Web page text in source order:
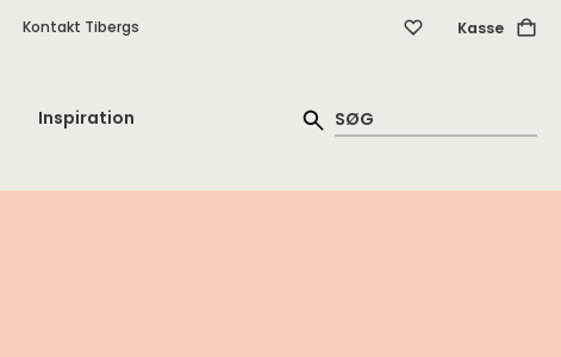
Kontakt Tibergs Kasse
Inspiration